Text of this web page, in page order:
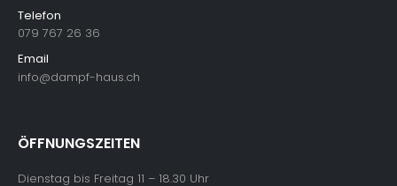
Telefon
079 767 26 36
Email
info@dampf-haus.ch
ÖFFNUNGSZEITEN
Dienstag bis Freitag 11 – 18.30 Uhr